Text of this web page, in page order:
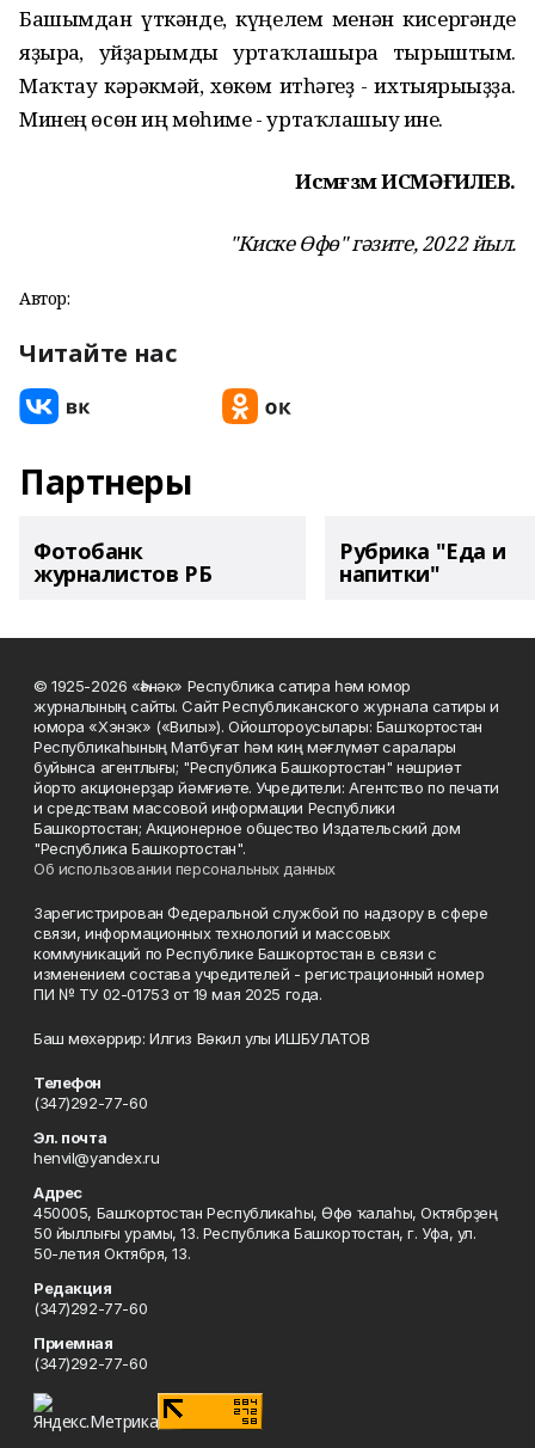
Башымдан үткәнде, күңелем менән кисергәнде
яҙырға, уйҙарымды уртаҡлашырға тырыштым.
Маҡтау кәрәкмәй, хөкөм итһәгеҙ - ихтыярығыҙҙа.
Минең өсөн иң мөһиме - уртаҡлашыу ине.
Исмәғзәм ИСМӘҒИЛЕВ.
"Киске Өфө" гәзите, 2022 йыл.
Автор:
Читайте нас
Партнеры
Фотобанк
журналистов РБ
Рубрика "Еда и
напитки"
© 1925-2026 «Һәнәк» Республика сатира һәм юмор
журналының сайты. Сайт Республиканского журнала сатиры и
юмора «Хэнэк» («Вилы»). Ойоштороусылары: Башҡортостан
Республикаһының Матбуғат һәм киң мәғлүмәт саралары
буйынса агентлығы; "Республика Башкортостан" нәшриәт
йорто акционерҙар йәмғиәте. Учредители: Агентство по печати
и средствам массовой информации Республики
Башкортостан; Акционерное общество Издательский дом
"Республика Башкортостан".
Об использовании персональных данных
Зарегистрирован Федеральной службой по надзору в сфере
связи, информационных технологий и массовых
коммуникаций по Республике Башкортостан в связи с
изменением состава учредителей - регистрационный номер
ПИ № ТУ 02-01753 от 19 мая 2025 года.
Баш мөхәррир: Илгиз Вәкил улы ИШБУЛАТОВ
Телефон
(347)292-77-60
Эл. почта
henvil@yandex.ru
Адрес
450005, Башҡортостан Республикаһы, Өфө ҡалаһы, Октябрҙең
50 йыллығы урамы, 13. Республика Башкортостан, г. Уфа, ул.
50-летия Октября, 13.
Редакция
(347)292-77-60
Приемная
(347)292-77-60